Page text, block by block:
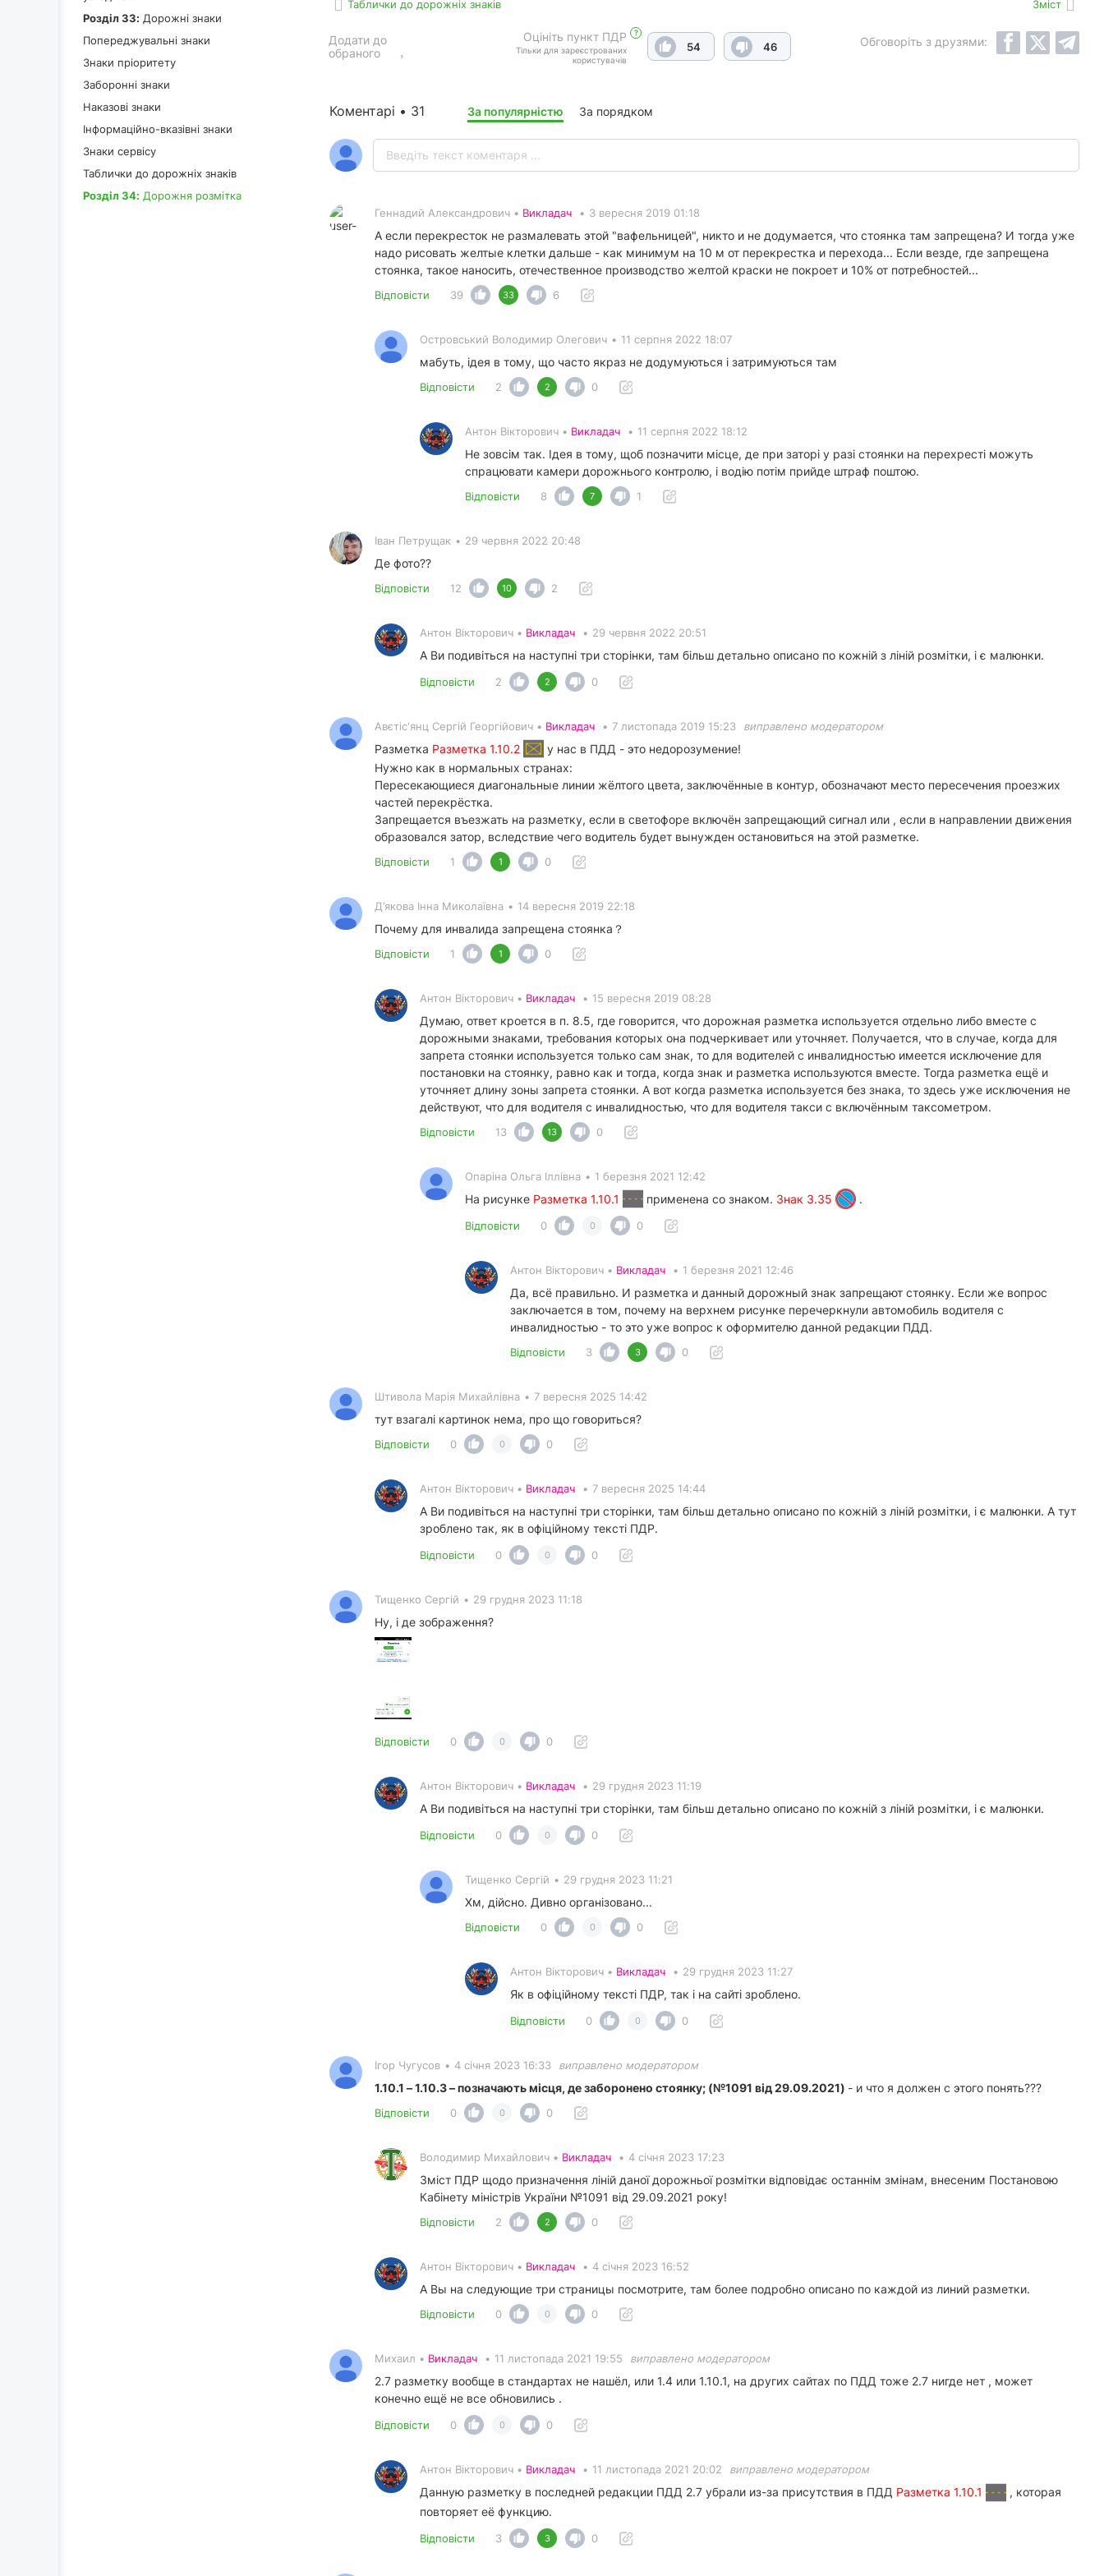
Роздiл 33: Дорожні знаки
Попереджувальні знаки
Знаки пріоритету
Заборонні знаки
Наказові знаки
Інформаційно-вказівні знаки
Знаки сервісу
Таблички до дорожніх знаків
Роздiл 34: Дорожня розмітка
Таблички до дорожніх знаків Зміст
Оцініть пункт ПДР ?
Тільки для зареєстрованих
користувачів
54 46
Додати до
обраного
Обговоріть з друзями:
Коментарі • 31 За популярністю За порядком
Геннадий Александрович • Викладач • 3 вересня 2019 01:18
А если перекресток не размалевать этой "вафельницей", никто и не додумается, что стоянка там запрещена? И тогда уже
надо рисовать желтые клетки дальше - как минимум на 10 м от перекрестка и перехода... Если везде, где запрещена
стоянка, такое наносить, отечественное производство желтой краски не покроет и 10% от потребностей...
Відповісти 39 33 6
Островський Володимир Олегович • 11 серпня 2022 18:07
мабуть, ідея в тому, що часто якраз не додумуються і затримуються там
Відповісти 2 2 0
Антон Вікторович • Викладач • 11 серпня 2022 18:12
Не зовсім так. Ідея в тому, щоб позначити місце, де при заторі у разі стоянки на перехресті можуть
спрацювати камери дорожнього контролю, і водію потім прийде штраф поштою.
Відповісти 8 7 1
Іван Петрущак • 29 червня 2022 20:48
Де фото??
Відповісти 12 10 2
Антон Вікторович • Викладач • 29 червня 2022 20:51
А Ви подивіться на наступні три сторінки, там більш детально описано по кожній з ліній розмітки, і є малюнки.
Відповісти 2 2 0
Авєтіс'янц Сергій Георгійович • Викладач • 7 листопада 2019 15:23 виправлено модератором
Разметка Разметка 1.10.2
у нас в ПДД - это недорозумение!
Нужно как в нормальных странах:
Пересекающиеся диагональные линии жёлтого цвета, заключённые в контур, обозначают место пересечения проезжих
частей перекрёстка.
Запрещается въезжать на разметку, если в светофоре включён запрещающий сигнал или , если в направлении движения
образовался затор, вследствие чего водитель будет вынужден остановиться на этой разметке.
Відповісти 1 1 0
Д’якова Інна Миколаївна • 14 вересня 2019 22:18
Почему для инвалида запрещена стоянка？
Відповісти 1 1 0
Антон Вікторович • Викладач • 15 вересня 2019 08:28
Думаю, ответ кроется в п. 8.5, где говорится, что дорожная разметка используется отдельно либо вместе с
дорожными знаками, требования которых она подчеркивает или уточняет. Получается, что в случае, когда для
запрета стоянки используется только сам знак, то для водителей с инвалидностью имеется исключение для
постановки на стоянку, равно как и тогда, когда знак и разметка используются вместе. Тогда разметка ещё и
уточняет длину зоны запрета стоянки. А вот когда разметка используется без знака, то здесь уже исключения не
действуют, что для водителя с инвалидностью, что для водителя такси с включённым таксометром.
Відповісти 13 13 0
Опаріна Ольга Іллівна • 1 березня 2021 12:42
На рисунке Разметка 1.10.1 применена со знаком. Знак 3.35 .
Відповісти 0 0 0
Антон Вікторович • Викладач • 1 березня 2021 12:46
Да, всё правильно. И разметка и данный дорожный знак запрещают стоянку. Если же вопрос
заключается в том, почему на верхнем рисунке перечеркнули автомобиль водителя с
инвалидностью - то это уже вопрос к оформителю данной редакции ПДД.
Відповісти 3 3 0
Штивола Марія Михайлівна • 7 вересня 2025 14:42
тут взагалі картинок нема, про що говориться?
Відповісти 0 0 0
Антон Вікторович • Викладач • 7 вересня 2025 14:44
А Ви подивіться на наступні три сторінки, там більш детально описано по кожній з ліній розмітки, і є малюнки. А тут
зроблено так, як в офіційному тексті ПДР.
Відповісти 0 0 0
Тищенко Сергій • 29 грудня 2023 11:18
Ну, і де зображення?
Відповісти 0 0 0
Антон Вікторович • Викладач • 29 грудня 2023 11:19
А Ви подивіться на наступні три сторінки, там більш детально описано по кожній з ліній розмітки, і є малюнки.
Відповісти 0 0 0
Тищенко Сергій • 29 грудня 2023 11:21
Хм, дійсно. Дивно організовано...
Відповісти 0 0 0
Антон Вікторович • Викладач • 29 грудня 2023 11:27
Як в офіційному тексті ПДР, так і на сайті зроблено.
Відповісти 0 0 0
Ігор Чугусов • 4 січня 2023 16:33 виправлено модератором
1.10.1 – 1.10.3 – позначають місця, де заборонено стоянку; (№1091 від 29.09.2021) - и что я должен с этого понять???
Відповісти 0 0 0
Володимир Михайлович • Викладач • 4 січня 2023 17:23
Зміст ПДР щодо призначення ліній даної дорожньої розмітки відповідає останнім змінам, внесеним Постановою
Кабінету міністрів України №1091 від 29.09.2021 року!
Відповісти 2 2 0
Антон Вікторович • Викладач • 4 січня 2023 16:52
А Вы на следующие три страницы посмотрите, там более подробно описано по каждой из линий разметки.
Відповісти 0 0 0
Михаил • Викладач • 11 листопада 2021 19:55 виправлено модератором
2.7 разметку вообще в стандартах не нашёл, или 1.4 или 1.10.1, на других сайтах по ПДД тоже 2.7 нигде нет , может
конечно ещё не все обновились .
Відповісти 0 0 0
Антон Вікторович • Викладач • 11 листопада 2021 20:02 виправлено модератором
Данную разметку в последней редакции ПДД 2.7 убрали из-за присутствия в ПДД Разметка 1.10.1
, которая
повторяет её функцию.
Відповісти 3 3 0